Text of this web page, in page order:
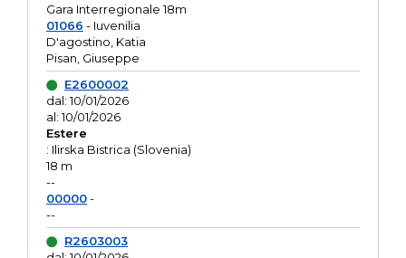
Gara Interregionale 18m
01066 - Iuvenilia
D'agostino, Katia
Pisan, Giuseppe
E2600002
dal: 10/01/2026
al: 10/01/2026
Estere
: Ilirska Bistrica (Slovenia)
18 m
--
00000-
--
R2603003